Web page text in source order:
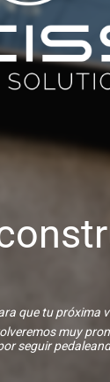
que tu próxima
muy
seguir